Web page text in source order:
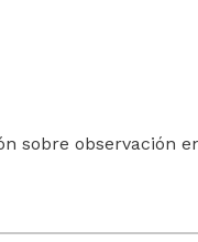
sobre observación